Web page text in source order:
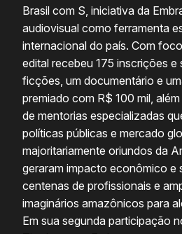
Brasil com S, iniciativa da
audiovisual como ferramenta
internacional do país. Com
edital recebeu 175 inscrições e
ficções, um documentário e
premiado com R$ 100 mil,
de mentorias especializadas
políticas públicas e mercado
majoritariamente oriundos da
geraram impacto econômico e
centenas de profissionais e
imaginários amazônicos para
Em sua segunda participação